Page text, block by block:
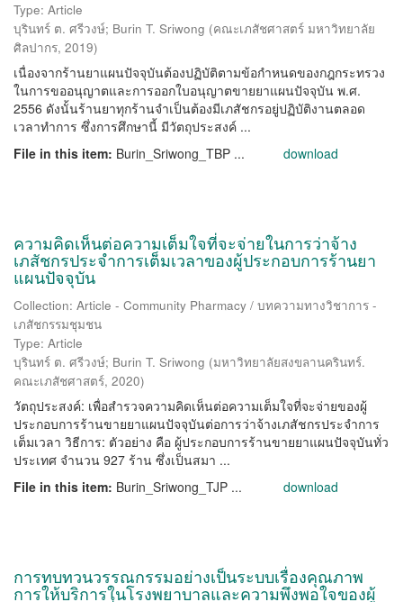
Type: Article
บุรินทร์ ต. ศรีวงษ์; Burin T. Sriwong (คณะเภสัชศาสตร์ มหาวิทยาลัย
ศิลปากร, 2019)
เนื่องจากร้านยาแผนปัจจุบันต้องปฏิบัติตามข้อกำหนดของกฎกระทรวง
ในการขออนุญาตและการออกใบอนุญาตขายยาแผนปัจจุบัน พ.ศ.
2556 ดังนั้นร้านยาทุกร้านจำเป็นต้องมีเภสัชกรอยู่ปฏิบัติงานตลอด
เวลาทำการ ซึ่งการศึกษานี้ มีวัตถุประสงค์ ...
File in this item: Burin_Sriwong_TBP ... download
ความคิดเห็นต่อความเต็มใจที่จะจ่ายในการว่าจ้าง
เภสัชกรประจำการเต็มเวลาของผู้ประกอบการร้านยา
แผนปัจจุบัน
Collection: Article - Community Pharmacy / บทความทางวิชาการ -
เภสัชกรรมชุมชน
Type: Article
บุรินทร์ ต. ศรีวงษ์; Burin T. Sriwong (มหาวิทยาลัยสงขลานครินทร์.
คณะเภสัชศาสตร์, 2020)
วัตถุประสงค์: เพื่อสำรวจความคิดเห็นต่อความเต็มใจที่จะจ่ายของผู้
ประกอบการร้านขายยาแผนปัจจุบันต่อการว่าจ้างเภสัชกรประจำการ
เต็มเวลา วิธีการ: ตัวอย่าง คือ ผู้ประกอบการร้านขายยาแผนปัจจุบันทั่ว
ประเทศ จำนวน 927 ร้าน ซึ่งเป็นสมา ...
File in this item: Burin_Sriwong_TJP ... download
การทบทวนวรรณกรรมอย่างเป็นระบบเรื่องคุณภาพ
การให้บริการในโรงพยาบาลและความพึงพอใจของผู้